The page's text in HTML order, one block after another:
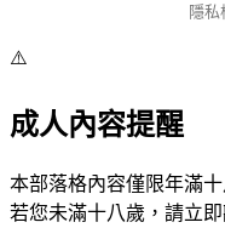
隱私
⚠️
成人內容提醒
本部落格內容僅限年滿十
若您未滿十八歲，請立即